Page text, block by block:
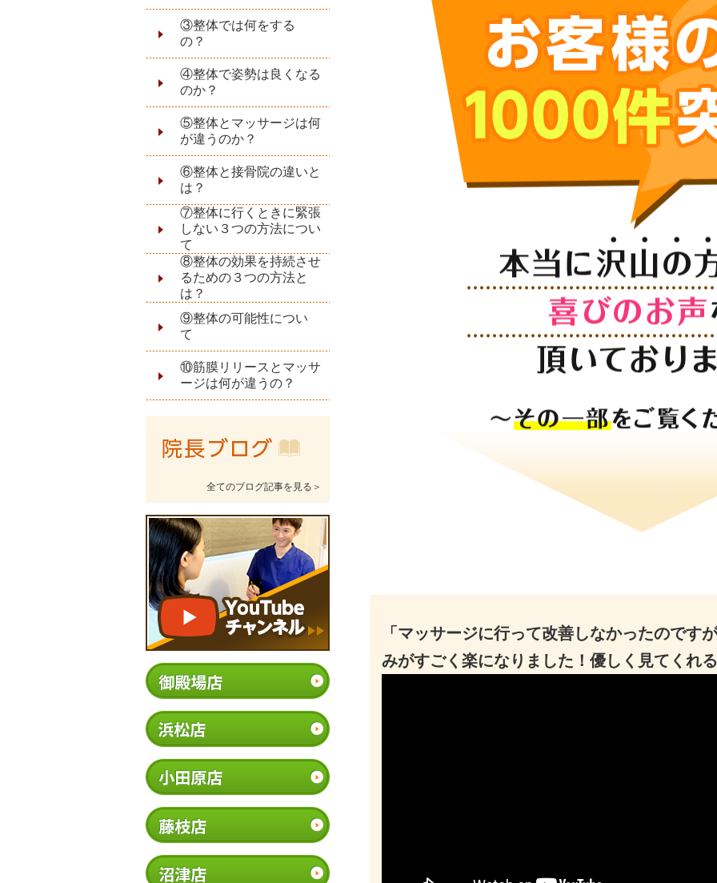
③整体では何をする
の？
④整体で姿勢は良くなる
のか？
⑤整体とマッサージは何
が違うのか？
⑥整体と接骨院の違いと
は？
⑦整体に行くときに緊張
しない３つの方法につい
て
⑧整体の効果を持続させ
るための３つの方法と
は？
⑨整体の可能性につい
て
⑩筋膜リリースとマッサ
ージは何が違うの？
全てのブログ記事を見る＞
「マッサージに行って改善しなかったのです
みがすごく楽になりました！優しく見てくれ